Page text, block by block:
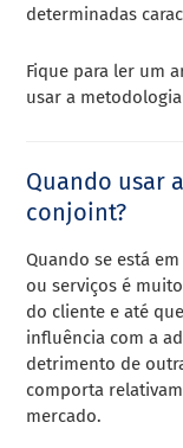
determinadas
Fique para ler um
usar a
Quando usar
conjoint?
Quando se está
ou serviços é
do cliente e até
influência com a
detrimento de
comporta
mercado.